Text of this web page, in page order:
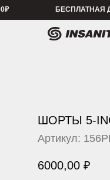
БЕСПЛАТНАЯ ДОСТАВКА ОТ
ШОРТЫ 5-
Артикул:
6000,00 ₽